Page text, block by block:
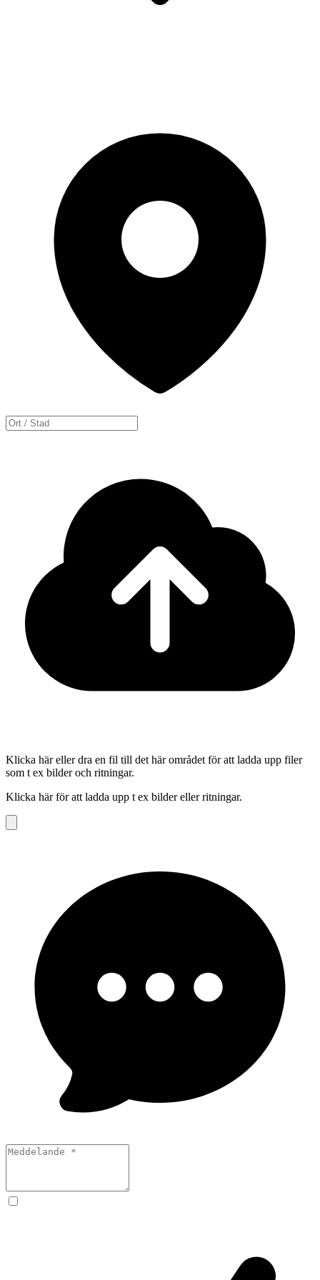
Klicka här eller dra en fil till det här området för att ladda upp filer
som t ex bilder och ritningar.
Klicka här för att ladda upp t ex bilder eller ritningar.